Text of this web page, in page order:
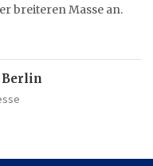
breiteren Masse an.
Berlin